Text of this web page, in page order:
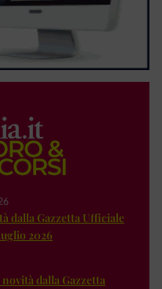
dalla Gazzetta Ufficiale
2026
dalla Gazzetta